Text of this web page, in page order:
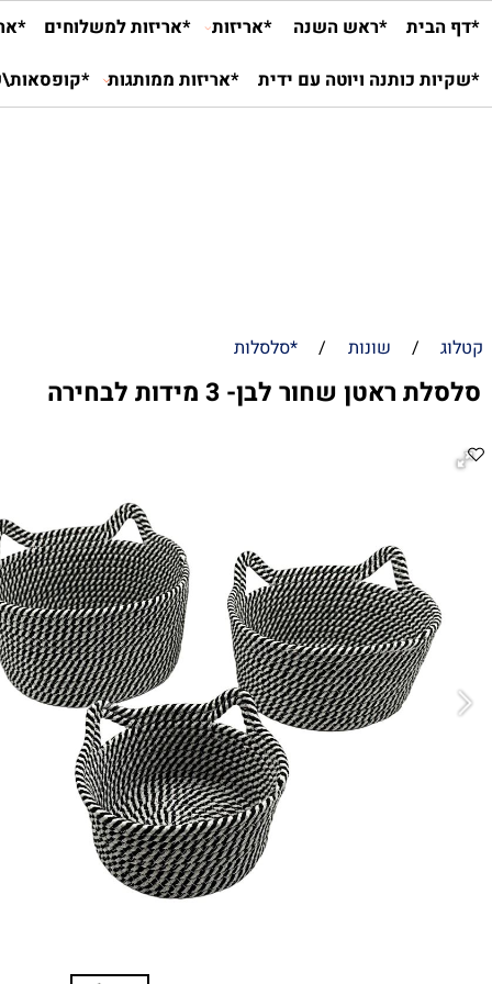
*ראש השנה *אריזות *אריזות למשלוחים *אריזות
כותנה ויוטה עם ידית *אריזות ממותגות
/ שונות / *סלסלות
שחור לבן- 3 מידות לבחירה